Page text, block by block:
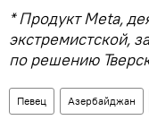
* Продукт Meta,
экстремистской,
по решению
Певец Азербайджан